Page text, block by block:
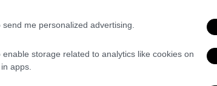
me personalized advertising.
storage related to analytics like cookies on
apps.